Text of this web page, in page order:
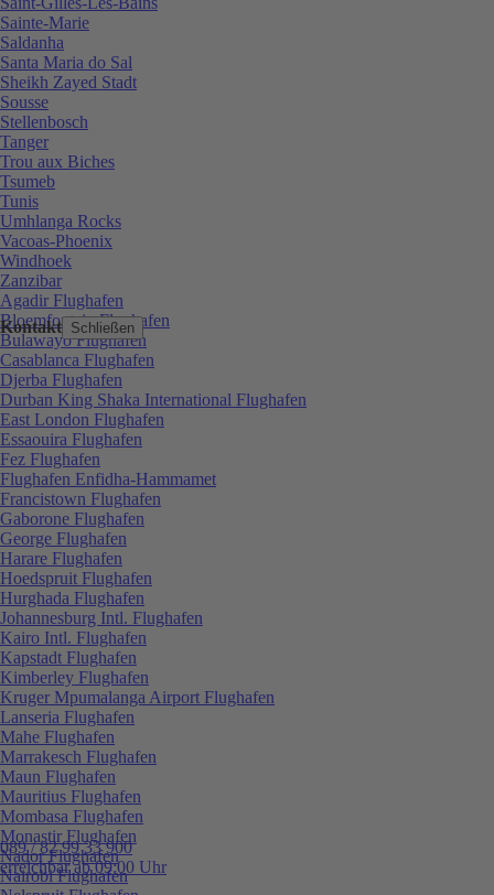
Kontakt Schließen
089 / 82 99 33 900
erreichbar ab 09:00 Uhr
Sainte-Marie
Saldanha
Santa Maria do Sal
Sheikh Zayed Stadt
Sousse
Stellenbosch
Tanger
Trou aux Biches
Tsumeb
Tunis
Umhlanga Rocks
Vacoas-Phoenix
Windhoek
Zanzibar
Agadir Flughafen
Bloemfontein Flughafen
Bulawayo Flughafen
Casablanca Flughafen
Djerba Flughafen
Durban King Shaka International Flughafen
East London Flughafen
Essaouira Flughafen
Fez Flughafen
Flughafen Enfidha-Hammamet
Francistown Flughafen
Gaborone Flughafen
George Flughafen
Harare Flughafen
Hoedspruit Flughafen
Hurghada Flughafen
Johannesburg Intl. Flughafen
Kairo Intl. Flughafen
Kapstadt Flughafen
Kimberley Flughafen
Kruger Mpumalanga Airport Flughafen
Lanseria Flughafen
Mahe Flughafen
Marrakesch Flughafen
Maun Flughafen
Mauritius Flughafen
Mombasa Flughafen
Monastir Flughafen
Nador Flughafen
Nairobi Flughafen